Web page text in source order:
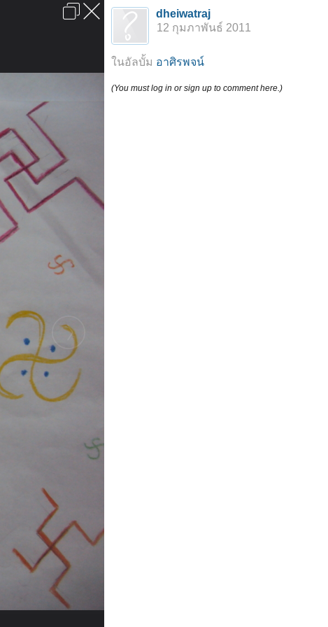
เข้าสู่ระบบหรือลงทะเบียน
ลงโฆษณา ติดต่อเรา ช่วยเหลือ
dheiwatraj
12 กุมภาพันธ์ 2011
ในอัลบั้ม อาศิรพจน์
(You must log in or sign up to comment here.)